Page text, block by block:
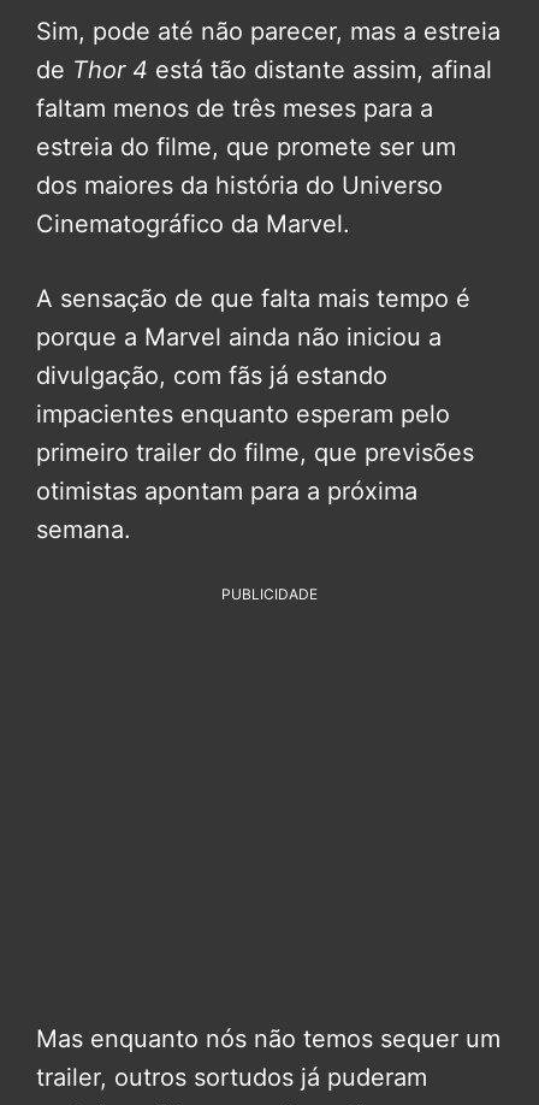
Sim, pode até não parecer, mas a estreia
de Thor 4 está tão distante assim, afinal
faltam menos de três meses para a
estreia do filme, que promete ser um
dos maiores da história do Universo
Cinematográfico da Marvel.
A sensação de que falta mais tempo é
porque a Marvel ainda não iniciou a
divulgação, com fãs já estando
impacientes enquanto esperam pelo
primeiro trailer do filme, que previsões
otimistas apontam para a próxima
semana.
PUBLICIDADE
Mas enquanto nós não temos sequer um
trailer, outros sortudos já puderam